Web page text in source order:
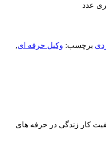
عدد
برچسب: وکیل حرفه ای,
کار زندگی در حرفه های